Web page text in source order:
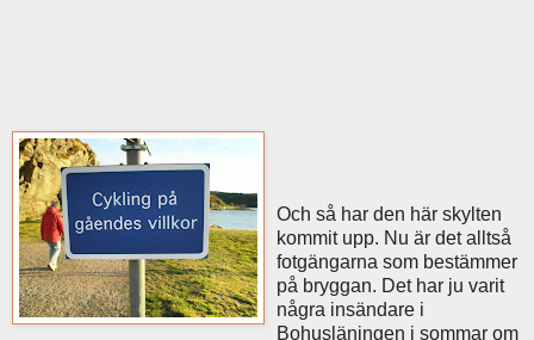
Och så har den här skylten
kommit upp. Nu är det alltså
fotgängarna som bestämmer
på bryggan. Det har ju varit
några insändare i
Bohusläningen i sommar om